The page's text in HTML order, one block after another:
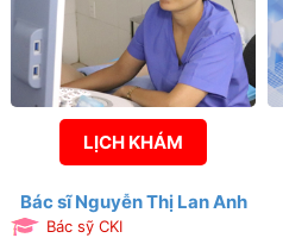
LỊCH KHÁM
Bác sĩ Nguyễn Thị Lan Anh
Bác sỹ CKI